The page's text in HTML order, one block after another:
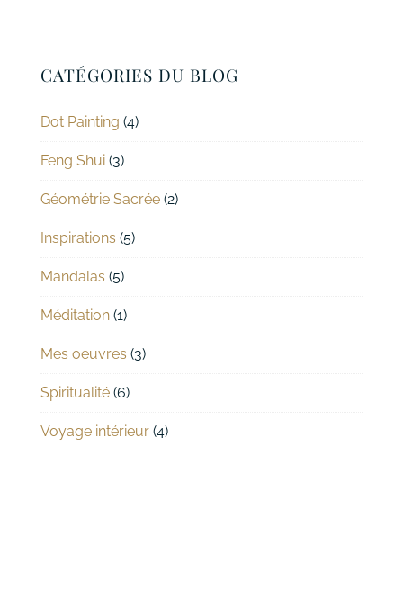
CATÉGORIES DU BLOG
Dot Painting (4)
Feng Shui (3)
Géométrie Sacrée (2)
Inspirations (5)
Mandalas (5)
Méditation (1)
Mes oeuvres (3)
Spiritualité (6)
Voyage intérieur (4)